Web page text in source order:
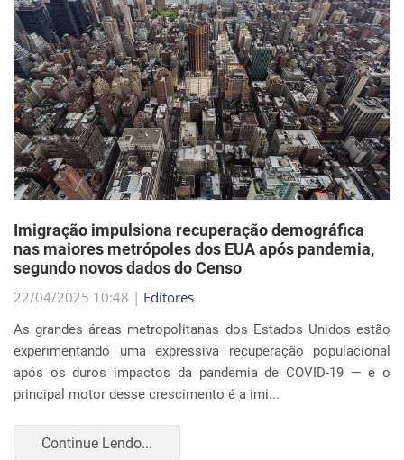
nas maiores metrópoles dos EUA após pandemia,
segundo novos dados do Censo
22/04/2025 10:48 |Editores
As grandes áreas metropolitanas dos Estados Unidos estão
experimentando uma expressiva recuperação populacional
após os duros impactos da pandemia de COVID-19 — e o
principal motor desse crescimento é a imi...
Continue Lendo...